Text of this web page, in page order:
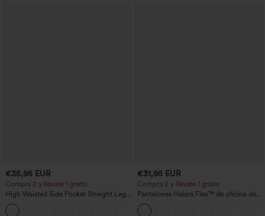
€35,95 EUR
Compra 2 y llévate 1 gratis
High Waisted Side Pocket Straight Leg
Work Pants
€31,95 EUR
Compra 2 y llévate 1 gratis
Pantalones Halara Flex™ de oficina de
tiro alto ligeramente acampanados con
bolsillos